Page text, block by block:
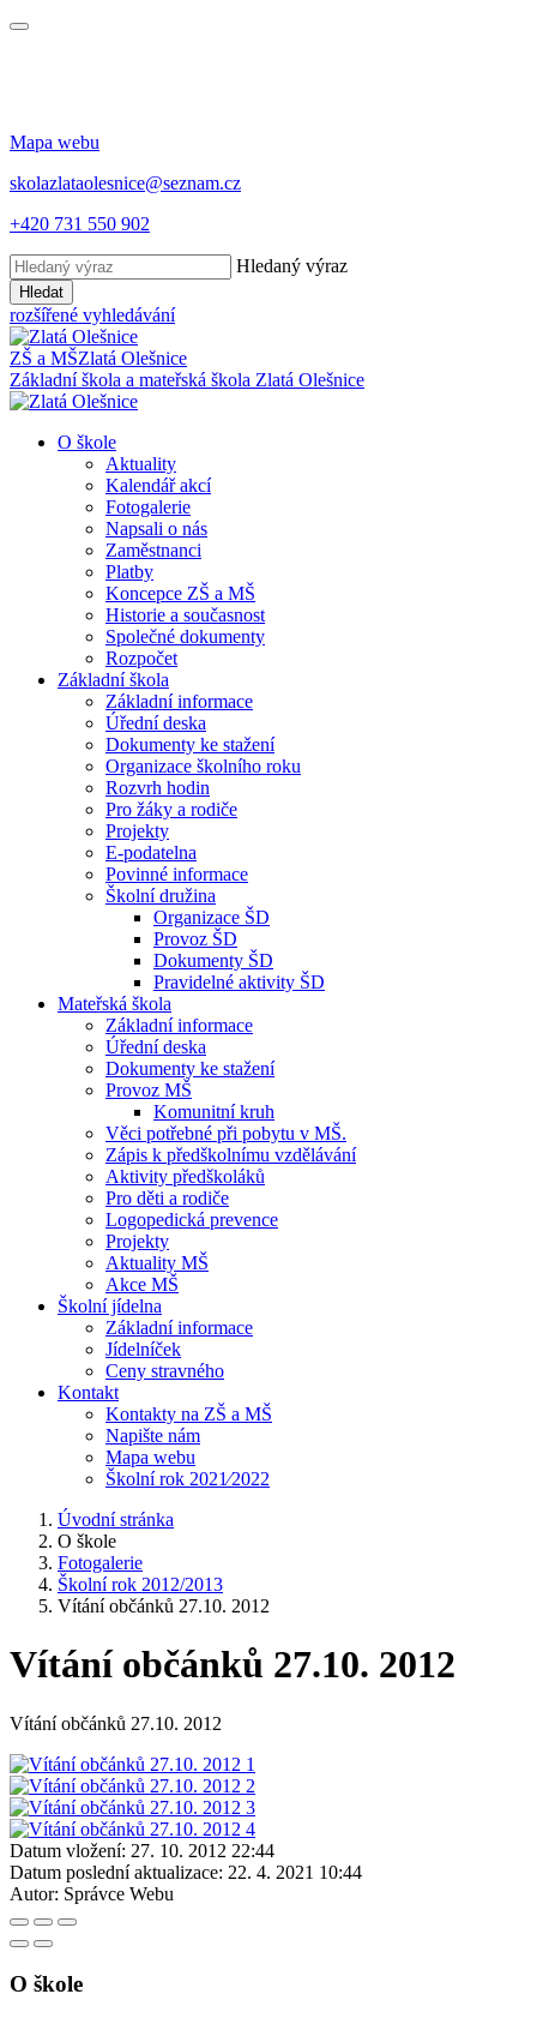
Mapa webu
skolazlataolesnice@seznam.cz
+420 731 550 902
Hledaný výraz
Hledat
rozšířené vyhledávání
ZŠ a MŠZlatá Olešnice
Základní škola a mateřská škola Zlatá Olešnice
O škole
Aktuality
Kalendář akcí
Fotogalerie
Napsali o nás
Zaměstnanci
Platby
Koncepce ZŠ a MŠ
Historie a současnost
Společné dokumenty
Rozpočet
Základní škola
Základní informace
Úřední deska
Dokumenty ke stažení
Organizace školního roku
Rozvrh hodin
Pro žáky a rodiče
Projekty
E-podatelna
Povinné informace
Školní družina
Organizace ŠD
Provoz ŠD
Dokumenty ŠD
Pravidelné aktivity ŠD
Mateřská škola
Základní informace
Úřední deska
Dokumenty ke stažení
Provoz MŠ
Komunitní kruh
Věci potřebné při pobytu v MŠ.
Zápis k předškolnímu vzdělávání
Aktivity předškoláků
Pro děti a rodiče
Logopedická prevence
Projekty
Aktuality MŠ
Akce MŠ
Školní jídelna
Základní informace
Jídelníček
Ceny stravného
Kontakt
Kontakty na ZŠ a MŠ
Napište nám
Mapa webu
Školní rok 2021⁄2022
Úvodní stránka
O škole
Fotogalerie
Školní rok 2012/2013
Vítání občánků 27.10. 2012
Vítání občánků 27.10. 2012
Vítání občánků 27.10. 2012
Datum vložení: 27. 10. 2012 22:44
Datum poslední aktualizace: 22. 4. 2021 10:44
Autor: Správce Webu
O škole